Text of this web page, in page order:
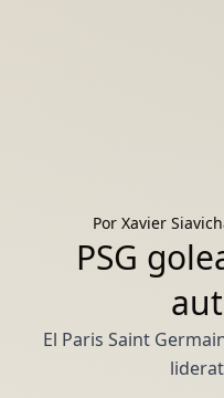
Por Xavier
PSG
El Paris Saint